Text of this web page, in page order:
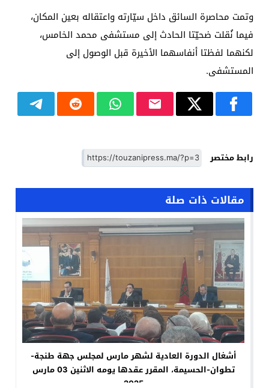
وتمت محاصرة السائق داخل سيّارته واعتقاله بعين المكان،
فيما نُقلت ضحيّتا الحادث إلى مستشفى محمد الخامس،
لكنهما لفظتا أنفاسهما الأخيرة قبل الوصول إلى
المستشفى.
رابط مختصر
مقالات ذات صلة
أشغال الدورة العادية لشهر مارس لمجلس جهة طنجة-
تطوان-الحسيمة، المقرر عقدها يومه الاثنين 03 مارس
2025